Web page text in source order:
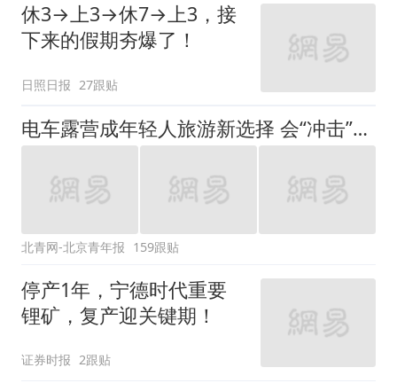
休3→上3→休7→上3，接
下来的假期夯爆了！
日照日报 27跟贴
电车露营成年轻人旅游新选择 会“冲击”传统住宿业吗？
北青网-北京青年报 159跟贴
停产1年，宁德时代重要
锂矿，复产迎关键期！
证券时报 2跟贴